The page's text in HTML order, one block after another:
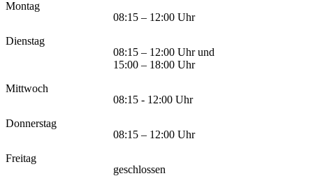
Montag
08:15 – 12:00 Uhr
Dienstag
08:15 – 12:00 Uhr und
15:00 – 18:00 Uhr
Mittwoch
08:15 - 12:00 Uhr
Donnerstag
08:15 – 12:00 Uhr
Freitag
geschlossen